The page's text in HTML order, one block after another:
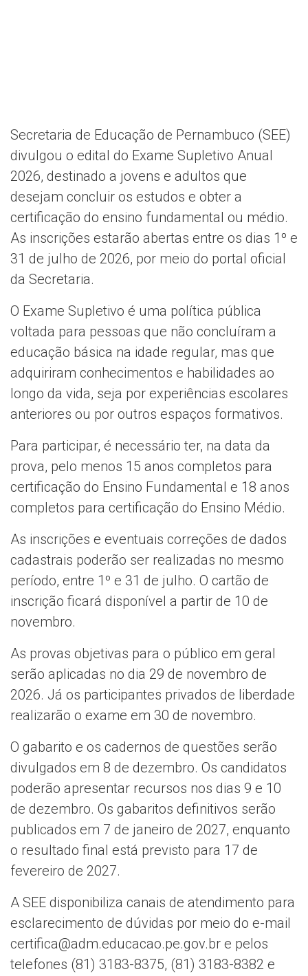
Secretaria de Educação de Pernambuco (SEE)
divulgou o edital do Exame Supletivo Anual
2026, destinado a jovens e adultos que
desejam concluir os estudos e obter a
certificação do ensino fundamental ou médio.
As inscrições estarão abertas entre os dias 1º e
31 de julho de 2026, por meio do portal oficial
da Secretaria.
O Exame Supletivo é uma política pública
voltada para pessoas que não concluíram a
educação básica na idade regular, mas que
adquiriram conhecimentos e habilidades ao
longo da vida, seja por experiências escolares
anteriores ou por outros espaços formativos.
Para participar, é necessário ter, na data da
prova, pelo menos 15 anos completos para
certificação do Ensino Fundamental e 18 anos
completos para certificação do Ensino Médio.
As inscrições e eventuais correções de dados
cadastrais poderão ser realizadas no mesmo
período, entre 1º e 31 de julho. O cartão de
inscrição ficará disponível a partir de 10 de
novembro.
As provas objetivas para o público em geral
serão aplicadas no dia 29 de novembro de
2026. Já os participantes privados de liberdade
realizarão o exame em 30 de novembro.
O gabarito e os cadernos de questões serão
divulgados em 8 de dezembro. Os candidatos
poderão apresentar recursos nos dias 9 e 10
de dezembro. Os gabaritos definitivos serão
publicados em 7 de janeiro de 2027, enquanto
o resultado final está previsto para 17 de
fevereiro de 2027.
A SEE disponibiliza canais de atendimento para
esclarecimento de dúvidas por meio do e-mail
certifica@adm.educacao.pe.gov.br e pelos
telefones (81) 3183-8375, (81) 3183-8382 e